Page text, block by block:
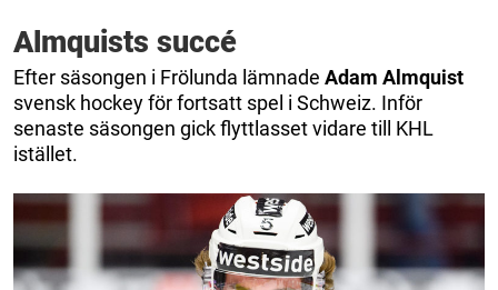
Almquists succé
Efter säsongen i Frölunda lämnade Adam Almquist
svensk hockey för fortsatt spel i Schweiz. Inför
senaste säsongen gick flyttlasset vidare till KHL
istället.